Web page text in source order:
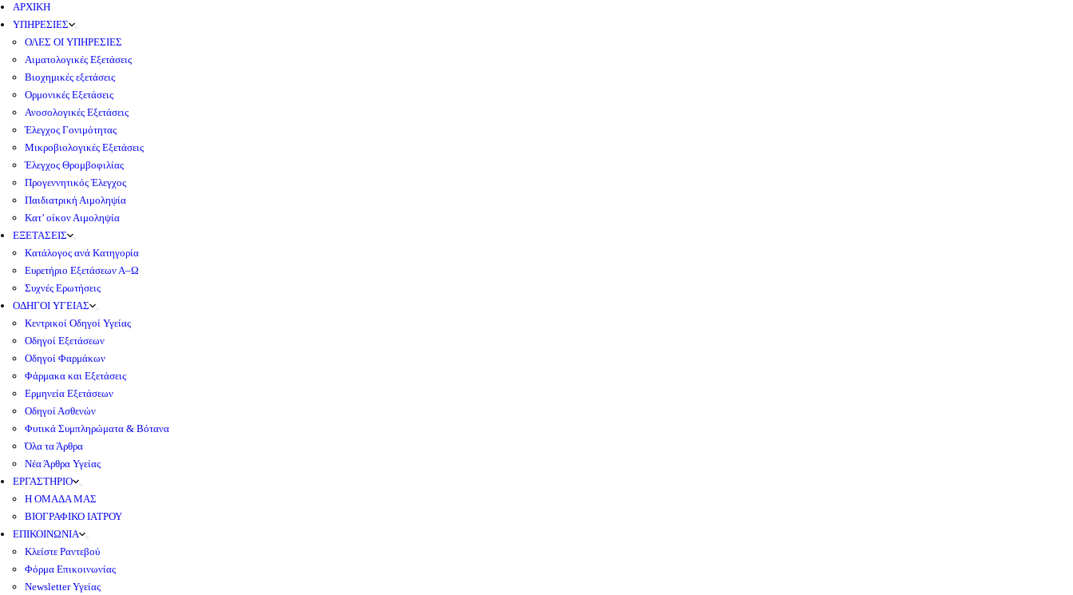
ΑΡΧΙΚΗ
ΥΠΗΡΕΣΙΕΣ
ΟΛΕΣ ΟΙ ΥΠΗΡΕΣΙΕΣ
Αιματολογικές Εξετάσεις
Βιοχημικές εξετάσεις
Ορμονικές Εξετάσεις
Ανοσολογικές Εξετάσεις
Έλεγχος Γονιμότητας
Μικροβιολογικές Εξετάσεις
Έλεγχος Θρομβοφιλίας
Προγεννητικός Έλεγχος
Παιδιατρική Αιμοληψία
Κατ’ οίκον Αιμοληψία
ΕΞΕΤΑΣΕΙΣ
Κατάλογος ανά Κατηγορία
Ευρετήριο Εξετάσεων Α–Ω
Συχνές Ερωτήσεις
ΟΔΗΓΟΙ ΥΓΕΙΑΣ
Κεντρικοί Οδηγοί Υγείας
Οδηγοί Εξετάσεων
Οδηγοί Φαρμάκων
Φάρμακα και Εξετάσεις
Ερμηνεία Εξετάσεων
Οδηγοί Ασθενών
Φυτικά Συμπληρώματα & Βότανα
Όλα τα Άρθρα
Νέα Άρθρα Υγείας
ΕΡΓΑΣΤΗΡΙΟ
Η ΟΜΑΔΑ ΜΑΣ
ΒΙΟΓΡΑΦΙΚΟ ΙΑΤΡΟΥ
ΕΠΙΚΟΙΝΩΝΙΑ
Κλείστε Ραντεβού
Φόρμα Επικοινωνίας
Newsletter Υγείας